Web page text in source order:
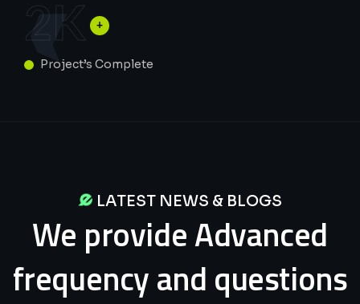
2 K
Project’s Complete
LATEST NEWS & BLOGS
We provideAdvanced
frequencyandquestions